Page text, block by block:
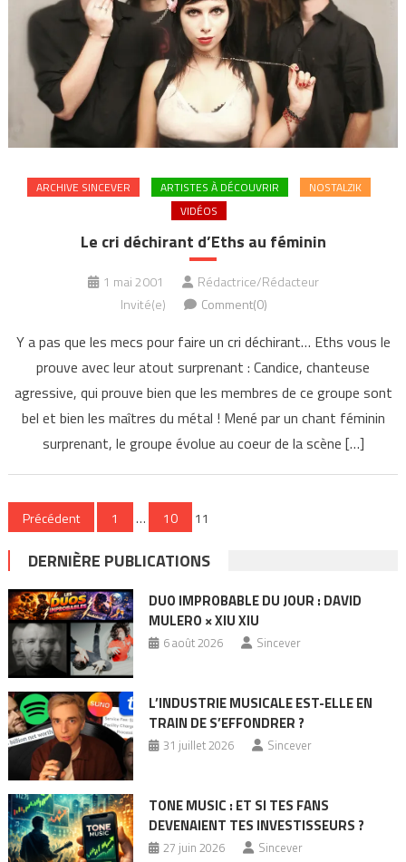
ARCHIVE SINCEVER ARTISTES À DÉCOUVRIR
NOSTALZIK
VIDÉOS
Le cri déchirant d’Eths au féminin
1 mai 2001
Rédactrice/Rédacteur
Invité(e)
Comment(0)
Y a pas que les mecs pour faire un cri déchirant… Eths vous le
prouve avec leur atout surprenant : Candice, chanteuse
agressive, qui prouve bien que les membres de ce groupe sont
bel et bien les maîtres du métal ! Mené par un chant féminin
surprenant, le groupe évolue au coeur de la scène […]
Pagination
des
publications
Précédent 1 … 10 11
DERNIÈRE PUBLICATIONS
DUO IMPROBABLE DU JOUR : DAVID
MULERO × XIU XIU
6 août 2026 Sincever
L’INDUSTRIE MUSICALE EST-ELLE EN
TRAIN DE S’EFFONDRER ?
31 juillet 2026 Sincever
TONE MUSIC : ET SI TES FANS
DEVENAIENT TES INVESTISSEURS ?
27 juin 2026 Sincever